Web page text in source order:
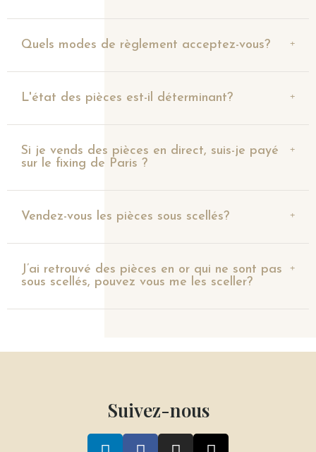
Quels modes de règlement acceptez-vous?
L'état des pièces est-il déterminant?
Si je vends des pièces en direct, suis-je payé
sur le fixing de Paris ?
Vendez-vous les pièces sous scellés?
J’ai retrouvé des pièces en or qui ne sont pas
sous scellés, pouvez vous me les sceller?
Suivez-nous